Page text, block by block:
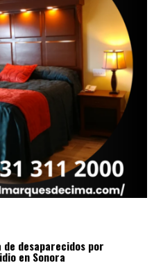
de desaparecidos por
en Sonora